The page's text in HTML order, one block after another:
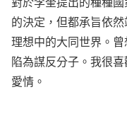
的決定，但都承旨依
理想中的大同世界。
陷為謀反分子。我很
愛情。